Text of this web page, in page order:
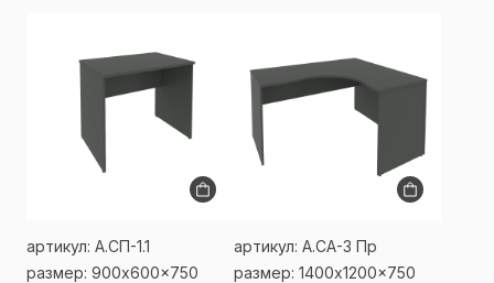
артикул: А.СП-1.1
размер: 900x600x750
артикул: А.СА-3 Пр
размер: 1400x1200x750